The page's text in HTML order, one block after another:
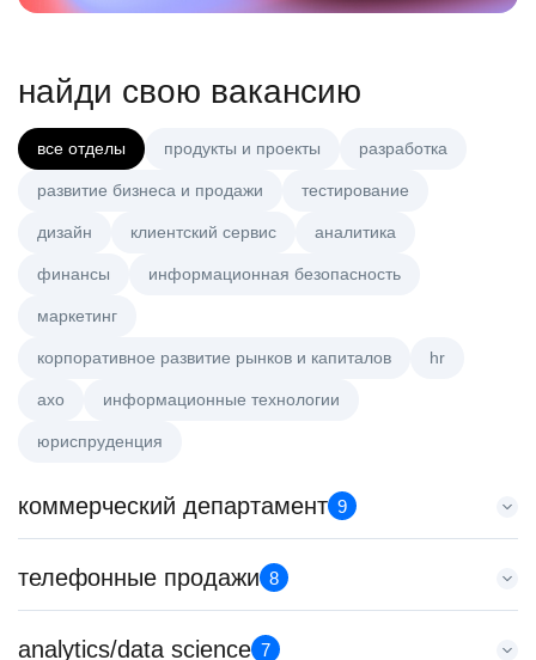
найди свою вакансию
все отделы продукты и проекты разработка
развитие бизнеса и продажи тестирование
дизайн клиентский сервис аналитика
финансы информационная безопасность
маркетинг
корпоративное развитие рынков и капиталов hr
axo информационные технологии
юриспруденция
коммерческий департамент 9
Тренер по развитию компетенций продаж
HeadHunter::Коммерческий департамент
з/п не указана
телефонные продажи 8
Менеджер по привлечению клиентов (B2B)
analytics/data science 7